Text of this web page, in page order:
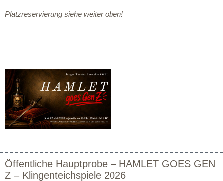
Platzreservierung siehe weiter oben!
Öffentliche Hauptprobe – HAMLET GOES GEN
Z – Klingenteichspiele 2026